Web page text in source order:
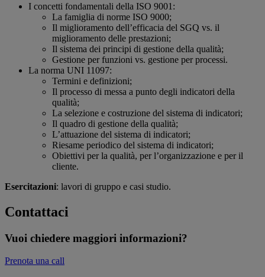
I concetti fondamentali della ISO 9001:
La famiglia di norme ISO 9000;
Il miglioramento dell’efficacia del SGQ vs. il
miglioramento delle prestazioni;
Il sistema dei principi di gestione della qualità;
Gestione per funzioni vs. gestione per processi.
La norma UNI 11097:
Termini e definizioni;
Il processo di messa a punto degli indicatori della
qualità;
La selezione e costruzione del sistema di indicatori;
Il quadro di gestione della qualità;
L’attuazione del sistema di indicatori;
Riesame periodico del sistema di indicatori;
Obiettivi per la qualità, per l’organizzazione e per il
cliente.
Esercitazioni: lavori di gruppo e casi studio.
Contattaci
Vuoi chiedere maggiori informazioni?
Prenota una call